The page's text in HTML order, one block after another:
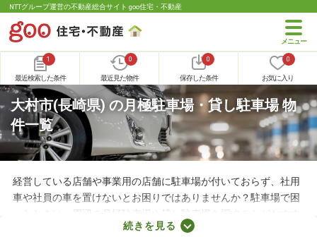
NTTグループ運営の不動産総合サイト goo住宅・不動産
1
最近検索した条件
0
最近見た物件
0
保存した条件
0
お気に入り
大村市(長崎県) の月極駐車場・貸し駐車場 物
件一覧
経営している店舗や事業用の店舗に駐車場が付いておらず、社用
車や社員の車を置けないとお困りではありませんか？駐車場で困
ったときは、周辺の月極駐車場や貸し駐車場を探すことがおすす
め。店舗や事務所から近い場所に駐車スペースを確保できれば、
続きを見る